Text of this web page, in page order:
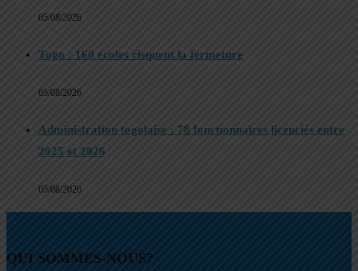
05/08/2026
Togo : 160 écoles risquent la fermeture
05/08/2026
Administration togolaise : 78 fonctionnaires licenciés entre
2025 et 2026
05/08/2026
QUI SOMMES-NOUS?